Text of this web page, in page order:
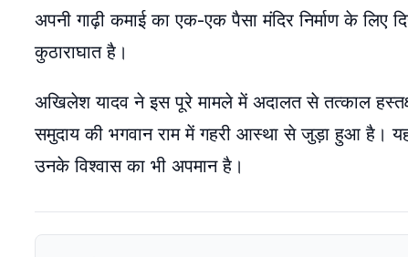
अपनी गाढ़ी कमाई का एक-एक पैसा मंदिर निर्माण के
कुठाराघात है।
अखिलेश यादव ने इस पूरे मामले में अदालत से तत्काल
समुदाय की भगवान राम में गहरी आस्था से जुड़ा हुआ है।
उनके विश्वास का भी अपमान है।